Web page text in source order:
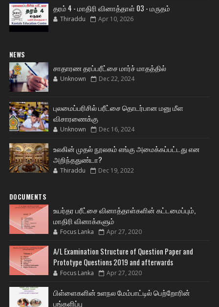
தரம் 4 - மாதிரி வினாத்தாள் 03 - மருதம்
Thiraddu Apr 10, 2026
NEWS
சாதாரண தரப்பரீட்சை மார்ச் மாதத்தில்
Unknown Dec 22, 2024
புலமைப்பரிசில் பரீட்சை தொடர்பான மனு மீள
விசாரணைக்கு
Unknown Dec 16, 2024
உலகின் முதல் நூலகம் எங்கு அமைக்கப்பட்டது என
அறிந்ததுண்டா?
Thiraddu Dec 19, 2022
DOCUMENTS
உயர்தர பரீட்சை வினாத்தாள்களின் கட்டமைப்பும்,
மாதிரி வினாக்களும்
Focus Lanka Apr 27, 2020
A/L Examination Structure of Question Paper and
Prototype Questions 2019 and afterwards
Focus Lanka Apr 27, 2020
பிள்ளைகளின் உளநல மேம்பாட்டில் பெற்றோரின்
பங்களிப்பு